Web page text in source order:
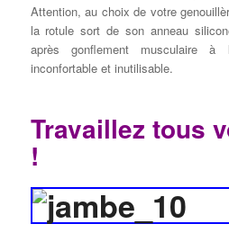
Attention, au choix de votre
la rotule sort de son anneau
après gonflement musculaire à
inconfortable et inutilisable.
Travaillez tous
!